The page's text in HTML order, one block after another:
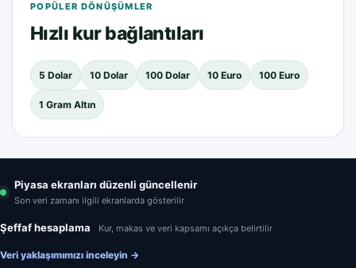
POPÜLER DÖNÜŞÜMLER
Hızlı kur bağlantıları
5 Dolar 10 Dolar 100 Dolar 10 Euro 100 Euro
1 Gram Altın
Piyasa ekranları düzenli güncellenir
Son veri zamanı ilgili ekranlarda gösterilir
Şeffaf hesaplama Kur, makas ve veri kapsamı açıkça belirtilir
Veri yaklaşımımızı inceleyin →